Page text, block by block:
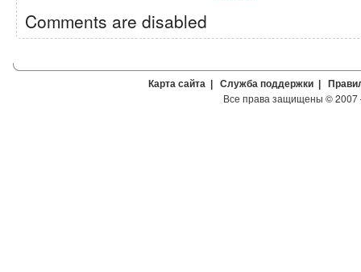
Comments are disabled
Карта сайта Служба поддержки
Все права защищены ©2007